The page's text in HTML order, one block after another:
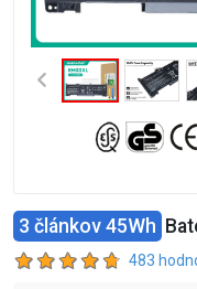
3 článkov 45Wh
483